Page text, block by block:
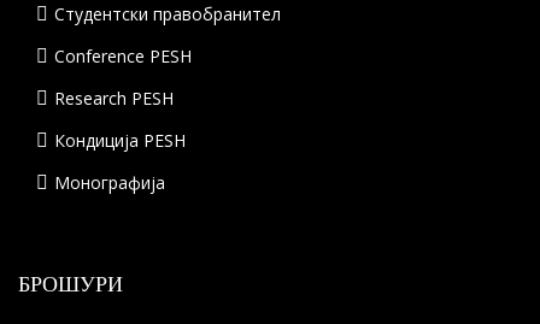
Студентски правобранител
Conference PESH
Research PESH
Кондиција PESH
Монографија
БРОШУРИ